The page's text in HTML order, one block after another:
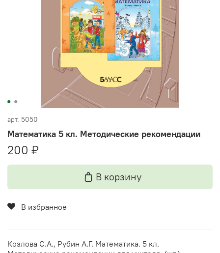
арт. 5050
Математика 5 кл. Методические рекомендации
200 ₽
В корзину
В избранное
Козлова С.А., Рубин А.Г. Математика. 5 кл.